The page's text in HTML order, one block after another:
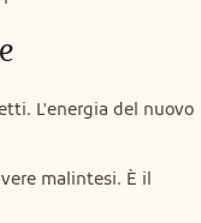
L'energia del nuovo
malintesi. È il